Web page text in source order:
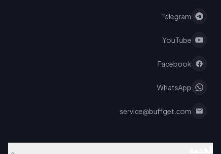
Telegram
YouTube
Facebook
WhatsApp
service@buffget.com